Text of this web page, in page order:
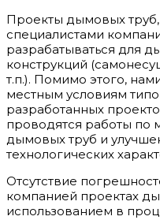
Проекты дымовых
специалистами
разрабатываться для
конструкций
т.п.). Помимо этого,
местным условиям
разработанных
проводятся работы по
дымовых труб и
технологических
Отсутствие
компанией проектах
использованием в